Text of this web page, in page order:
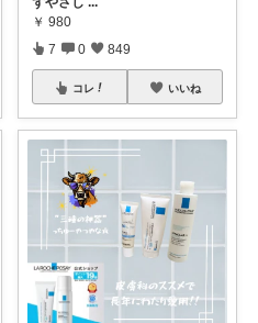
￥ 980
7 0 849
コレ いいね